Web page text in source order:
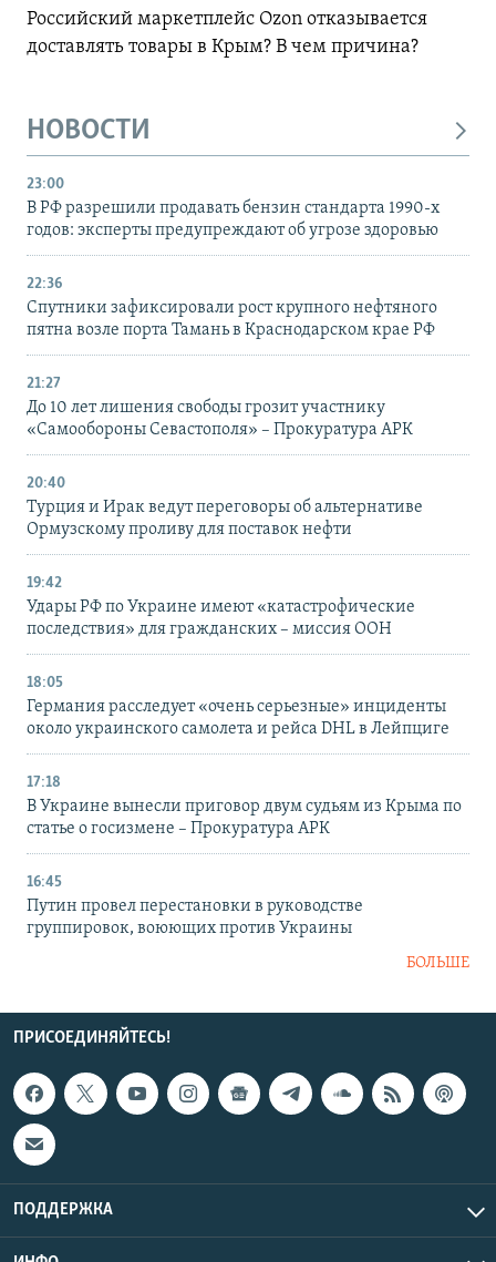
Российский маркетплейс Ozon отказывается
доставлять товары в Крым? В чем причина?
НОВОСТИ
23:00
В РФ разрешили продавать бензин стандарта 1990-х
годов: эксперты предупреждают об угрозе здоровью
22:36
Спутники зафиксировали рост крупного нефтяного
пятна возле порта Тамань в Краснодарском крае РФ
21:27
До 10 лет лишения свободы грозит участнику
«Самообороны Севастополя» – Прокуратура АРК
20:40
Турция и Ирак ведут переговоры об альтернативе
Ормузскому проливу для поставок нефти
19:42
Удары РФ по Украине имеют «катастрофические
последствия» для гражданских – миссия ООН
18:05
Германия расследует «очень серьезные» инциденты
около украинского самолета и рейса DHL в Лейпциге
17:18
В Украине вынесли приговор двум судьям из Крыма по
статье о госизмене – Прокуратура АРК
16:45
Путин провел перестановки в руководстве
группировок, воюющих против Украины
БОЛЬШЕ
ПРИСОЕДИНЯЙТЕСЬ!
ПОДДЕРЖКА